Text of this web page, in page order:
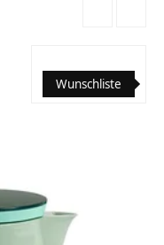
Wunschliste